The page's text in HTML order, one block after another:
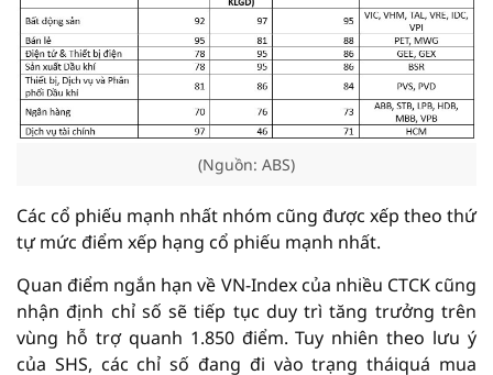
(Nguồn: ABS)
Các cổ phiếu mạnh nhất nhóm cũng được xếp theo thứ
tự mức điểm xếp hạng cổ phiếu mạnh nhất.
Quan điểm ngắn hạn về VN-Index của nhiều CTCK cũng
nhận định chỉ số sẽ tiếp tục duy trì tăng trưởng trên
vùng hỗ trợ quanh 1.850 điểm. Tuy nhiên theo lưu ý
của SHS, các chỉ số đang đi vào trạng tháiquá mua